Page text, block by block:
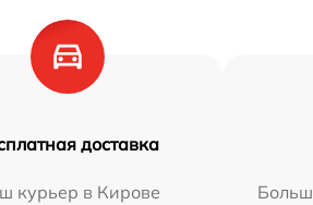
доставка
курьер в Кирове